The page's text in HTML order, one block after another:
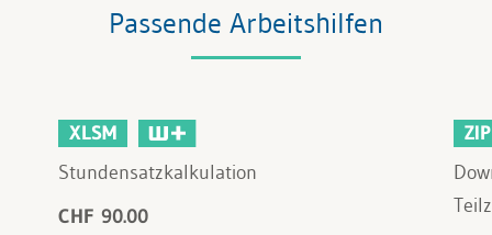
Passende Arbeitshilfen
XLSM
Stundensatzkalkulation
CHF 90.00
ZIP